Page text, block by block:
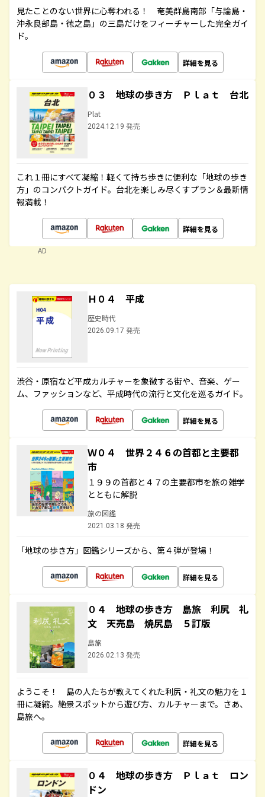
見たことのない世界に心奪われる！ 奄美群島南部「与論島・
沖永良部島・徳之島」の三島だけをフィーチャーした完全ガイ
ド。
詳細を見る
０３ 地球の歩き方 Ｐｌａｔ 台北
Plat
2024.12.19 発売
これ１冊にすべて凝縮！軽くて持ち歩きに便利な「地球の歩き
方」のコンパクトガイド。台北を楽しみ尽くすプラン＆最新情
報満載！
詳細を見る
AD
Ｈ０４ 平成
歴史時代
2026.09.17 発売
渋谷・原宿など平成カルチャーを象徴する街や、音楽、ゲー
ム、ファッションなど、平成時代の流行と文化を巡るガイド。
詳細を見る
Ｗ０４ 世界２４６の首都と主要都
市
１９９の首都と４７の主要都市を旅の雑学
とともに解説
旅の図鑑
2021.03.18 発売
「地球の歩き方」図鑑シリーズから、第４弾が登場！
詳細を見る
０４ 地球の歩き方 島旅 利尻 礼
文 天売島 焼尻島 ５訂版
島旅
2026.02.13 発売
ようこそ！ 島の人たちが教えてくれた利尻・礼文の魅力を１
冊に凝縮。絶景スポットから遊び方、カルチャーまで。さあ、
島旅へ。
詳細を見る
０４ 地球の歩き方 Ｐｌａｔ ロン
ドン